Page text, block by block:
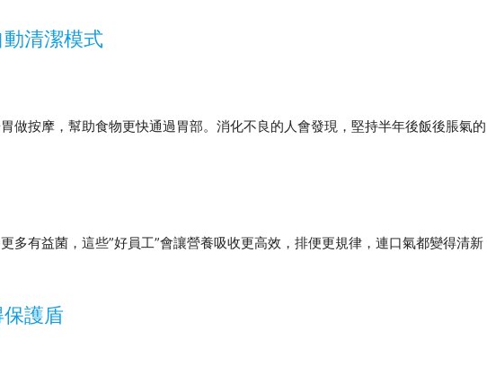
清潔模式
做按摩，幫助食物更快通過胃部。消化不良的人會發現，堅持半年後飯後脹氣的
多有益菌，這些”好員工”會讓營養吸收更高效，排便更規律，連口氣都變得清新
護盾